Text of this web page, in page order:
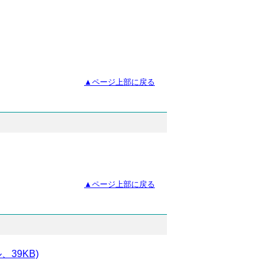
▲ページ上部に戻る
▲ページ上部に戻る
39KB)